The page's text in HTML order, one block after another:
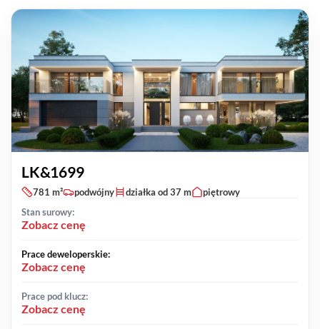
LK&1699
781 m² podwójny działka od 37 m
piętrowy
Stan surowy:
Zobacz cenę
Prace deweloperskie:
Zobacz cenę
Prace pod klucz:
Zobacz cenę